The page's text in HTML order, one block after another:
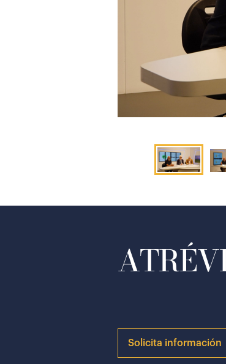
Solicita información